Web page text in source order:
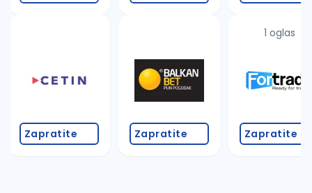
Zapratite Zapratite
1 oglas
Zapratite